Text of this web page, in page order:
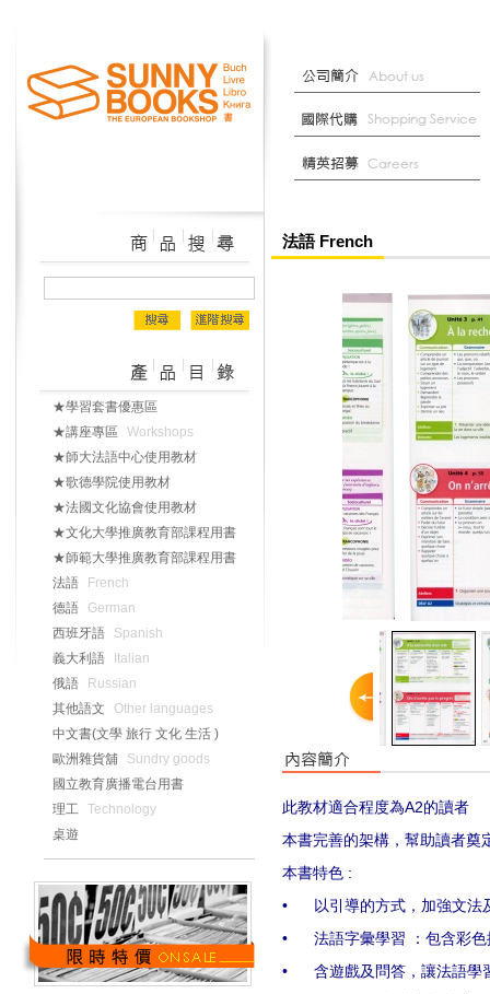
★學習套書優惠區
★講座專區
Workshops
★師大法語中心使用教材
★歌德學院使用教材
★法國文化協會使用教材
★文化大學推廣教育部課程用書
★師範大學推廣教育部課程用書
法語
French
德語
German
西班牙語
Spanish
義大利語
Italian
俄語
Russian
其他語文
Other languages
中文書(文學 旅行 文化 生活 )
歐洲雜貨舖
Sundry goods
國立教育廣播電台用書
理工 Technology
桌遊
法語 French
此教材適合程度為A2的讀者
本書完善的架構，幫助讀者奠
本書特色 :
•
以引導的方式，加強文法
•
法語字彙學習 ：包含彩
•
含遊戲及問答，讓法語學